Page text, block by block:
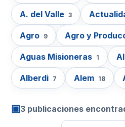
A. del Valle 3
Agro 9 Agro y
Aguas Misioneras 1
Alberdi 7 Alem 18
▣3 publicaciones